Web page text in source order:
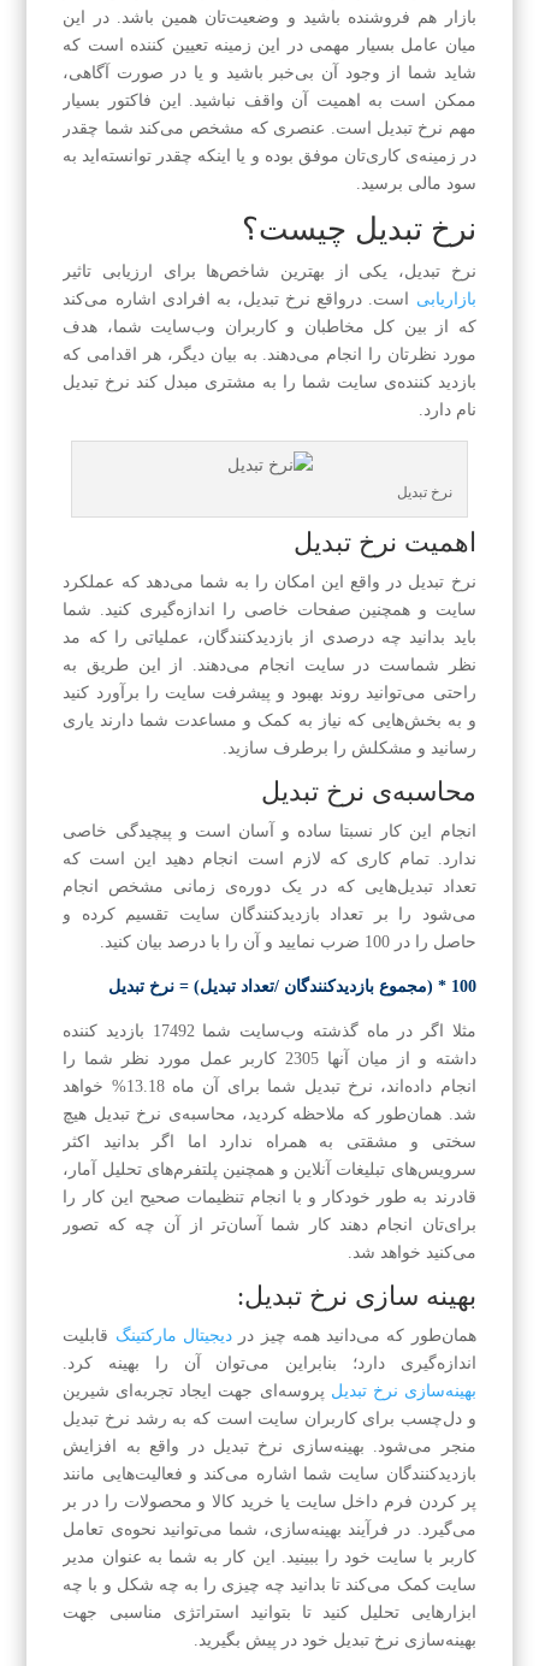
بازار هم فروشنده باشید و وضعیت‌تان همین باشد. در این
میان عامل بسیار مهمی در این زمینه تعیین کننده است که
شاید شما از وجود آن بی‌خبر باشید و یا در صورت آگاهی،
ممکن است به اهمیت آن واقف نباشید. این فاکتور بسیار
مهم نرخ تبدیل است. عنصری که مشخص می‌کند شما چقدر
در زمینه‌ی کاری‌تان موفق بوده و یا اینکه چقدر توانسته‌اید به
سود مالی برسید.
نرخ تبدیل چیست؟
نرخ تبدیل، یکی از بهترین شاخص‌ها برای ارزیابی تاثیر
بازاریابی است. درواقع نرخ تبدیل، به افرادی اشاره می‌کند
که از بین کل مخاطبان و کاربران وب‌سایت شما، هدف
مورد نظرتان را انجام می‌دهند. به بیان دیگر، هر اقدامی که
بازدید کننده‌ی سایت شما را به مشتری مبدل کند نرخ تبدیل
نام دارد.
نرخ تبدیل
اهمیت نرخ تبدیل
نرخ تبدیل در واقع این امکان را به شما می‌دهد که عملکرد
سایت و همچنین صفحات خاصی را اندازه‌گیری کنید. شما
باید بدانید چه درصدی از بازدیدکنندگان، عملیاتی را که مد
نظر شماست در سایت انجام می‌دهند. از این طریق به
راحتی می‌توانید روند بهبود و پیشرفت سایت را برآورد کنید
و به بخش‌هایی که نیاز به کمک و مساعدت شما دارند یاری
رسانید و مشکلش را برطرف سازید.
محاسبه‌ی نرخ تبدیل
انجام این کار نسبتا ساده و آسان است و پیچیدگی خاصی
ندارد. تمام کاری که لازم است انجام دهید این است که
تعداد تبدیل‌هایی که در یک دوره‌ی زمانی مشخص انجام
می‌شود را بر تعداد بازدید‌کنندگان سایت تقسیم کرده و
حاصل را در 100 ضرب نمایید و آن را با درصد بیان کنید.
100 * (مجموع بازدیدکنندگان /تعداد تبدیل) = نرخ تبدیل
مثلا اگر در ماه گذشته وب‌سایت شما 17492 بازدید کننده
داشته و از میان آنها 2305 کاربر عمل مورد نظر شما را
انجام داده‌اند، نرخ تبدیل شما برای آن ماه 13.18% خواهد
شد. همان‌طور که ملاحظه کردید، محاسبه‌ی نرخ تبدیل هیچ
سختی و مشقتی به همراه ندارد اما اگر بدانید اکثر
سرویس‌های تبلیغات آنلاین و همچنین پلتفرم‌های تحلیل آمار،
قادرند به طور خودکار و با انجام تنظیمات صحیح این کار را
برای‌تان انجام دهند کار شما آسان‌تر از آن چه که تصور
می‌کنید خواهد شد.
بهینه سازی نرخ تبدیل:
همان‌طور که می‌دانید همه چیز دردیجیتال مارکتینگ قابلیت
اندازه‌گیری دارد؛ بنابراین می‌توان آن را بهینه کرد.
بهینه‌سازی نرخ تبدیل پروسه‌ای جهت ایجاد تجربه‌ای شیرین
و دل‌چسب برای کاربران سایت است که به رشد نرخ تبدیل
منجر می‌شود. بهینه‌سازی نرخ تبدیل در واقع به افزایش
بازدید‌کنندگان سایت شما اشاره می‌کند و فعالیت‌هایی مانند
پر کردن فرم داخل سایت یا خرید کالا و محصولات را در بر
می‌گیرد. در فرآیند بهینه‌سازی، شما می‌توانید نحوه‌ی تعامل
کاربر با سایت خود را ببینید. این کار به شما به عنوان مدیر
سایت کمک می‌کند تا بدانید چه چیزی را به چه شکل و با چه
ابزارهایی تحلیل کنید تا بتوانید استراتژی مناسبی جهت
بهینه‌سازی نرخ تبدیل خود در پیش بگیرید.